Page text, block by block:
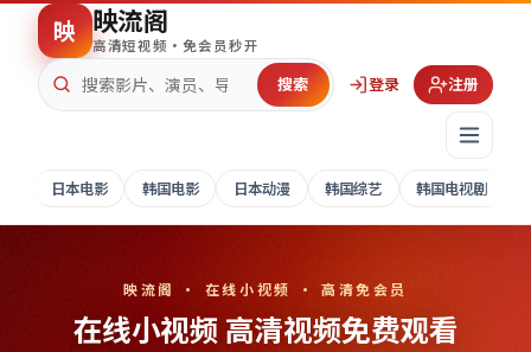
映 映流阁
高清短视频·免会员秒开
搜索 登录 注册
日本电影 韩国电影 日本动漫 韩国综艺 韩国电视剧
映流阁 · 在线小视频 · 高清免会员
在线小视频 高清视频免费观看